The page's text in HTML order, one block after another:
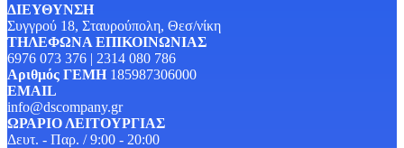
ΔΙΕΥΘΥΝΣΗ
Συγγρού 18, Σταυρούπολη, Θεσ/νίκη
ΤΗΛΕΦΩΝΑ ΕΠΙΚΟΙΝΩΝΙΑΣ
6976 073 376 | 2314 080 786
Αριθμός ΓΕΜΗ 185987306000
EMAIL
info@dscompany.gr
ΩΡΑΡΙΟ ΛΕΙΤΟΥΡΓΙΑΣ
Δευτ. - Παρ. / 9:00 - 20:00